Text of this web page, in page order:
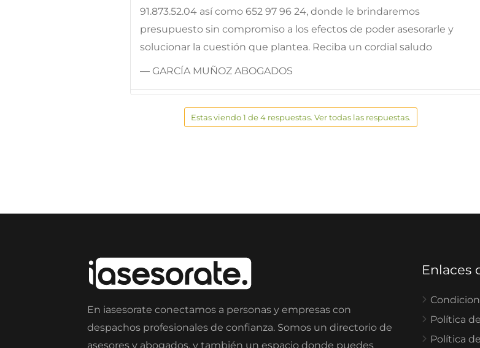
91.873.52.04 así como 652 97 96 24, donde le brindaremos
presupuesto sin compromiso a los efectos de poder asesorarle y
solucionar la cuestión que plantea. Reciba un cordial saludo
— GARCÍA MUÑOZ ABOGADOS
Estas viendo 1 de 4 respuestas. Ver todas las respuestas.
En iasesorate conectamos a personas y empresas con
despachos profesionales de confianza. Somos un directorio de
asesores y abogados, y también un espacio donde puedes
Enlaces
Política
Política